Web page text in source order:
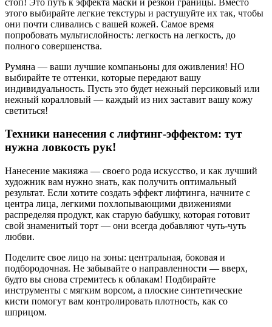
этого выбирайте легкие текстуры и растушуйте их так, чтобы
они почти сливались с вашей кожей. Самое время
попробовать мультислойность: легкость на легкость, до
полного совершенства.
Румяна — ваши лучшие компаньоны для оживления! НО
выбирайте те оттенки, которые передают вашу
индивидуальность. Пусть это будет нежный персиковый или
нежный коралловый — каждый из них заставит вашу кожу
светиться!
Техники нанесения с лифтинг-эффектом: тут
нужна ловкость рук!
Нанесение макияжа — своего рода искусство, и как лучший
художник вам нужно знать, как получить оптимальный
результат. Если хотите создать эффект лифтинга, начните с
центра лица, легкими похлопывающими движениями
распределяя продукт, как старую бабушку, которая готовит
свой знаменитый торт — они всегда добавляют чуть-чуть
любви.
Поделите свое лицо на зоны: центральная, боковая и
подбородочная. Не забывайте о направленности — вверх,
будто вы снова стремитесь к облакам! Подбирайте
инструменты с мягким ворсом, а плоские синтетические
кисти помогут вам контролировать плотность, как со
шприцом.